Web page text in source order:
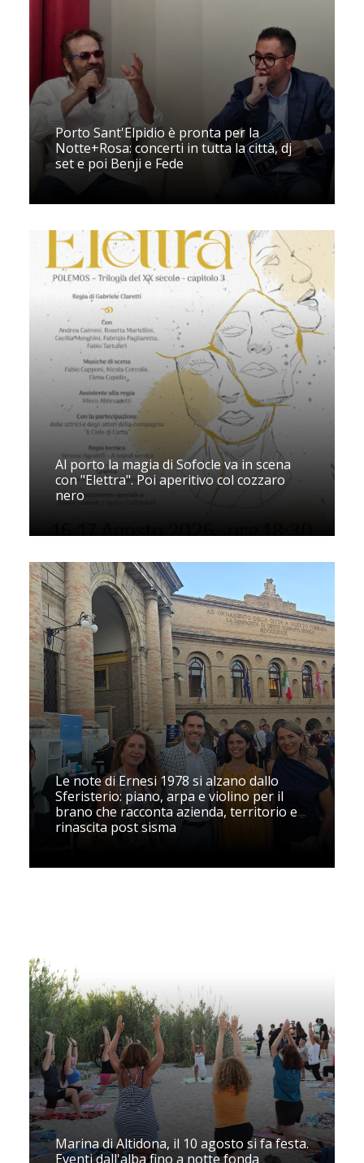
Porto Sant'Elpidio è pronta per la
Notte+Rosa: concerti in tutta la città, dj
set e poi Benji e Fede
Al porto la magia di Sofocle va in scena
con "Elettra". Poi aperitivo col cozzaro
nero
Le note di Ernesi 1978 si alzano dallo
Sferisterio: piano, arpa e violino per il
brano che racconta azienda, territorio e
rinascita post sisma
Marina di Altidona, il 10 agosto si fa festa.
Eventi dall'alba fino a notte fonda